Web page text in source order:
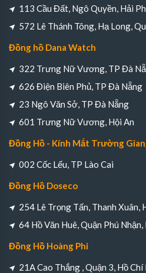
113 Cầu Đất, Ngô Quyền, Hải
572 Lê Thánh Tông, Hạ Long,
Đồng hồ Dana Watch
322 Trưng Nữ Vương, TP Đà
626 Điện Biên Phủ, TP Đà Nẵng
23 Ngô Văn Sở, TP Đà Nẵng
601 Trưng Nữ Vương, Hội An
Đồng Hồ - Kính Mắt Trường
002 Cốc Lếu, TP Lào Cai
Đồng Hồ Doseco
254 Lê Trọng Tấn, Thanh Xuân,
64 Hồ Văn Huê, Quận Phú
Đồng Hồ Hoàng Phi
21A Cao Thắng , Quận 3, Hồ Chí